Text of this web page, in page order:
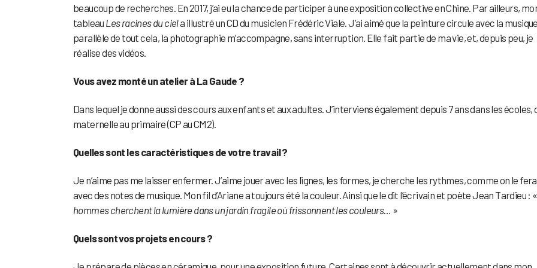
beaucoup de recherches. En 2017, j’ai eu la chance de participer à une exposition collective en Chine. Par ailleurs,
tableau Les racines du ciela illustré un CD du musicien Frédéric Viale. J’ai aimé que la peinture circule avec la
parallèle de tout cela, la photographie m’accompagne, sans interruption. Elle fait partie de ma vie, et, depuis peu, je
réalise des vidéos.
Vous avez monté un atelier à La Gaude ?
Dans lequel je donne aussi des cours aux enfants et aux adultes. J’interviens également depuis 7 ans dans les écoles,
maternelle au primaire (CP au CM2).
Quelles sont les caractéristiques de votre travail ?
Je n’aime pas me laisser enfermer. J’aime jouer avec les lignes, les formes, je cherche les rythmes, comme on le
avec des notes de musique. Mon fil d’Ariane a toujours été la couleur. Ainsi que le dit l’écrivain et poète Jean Tardieu : «
hommes cherchent la lumière dans un jardin fragile où frissonnent les couleurs… »
Quels sont vos projets en cours ?